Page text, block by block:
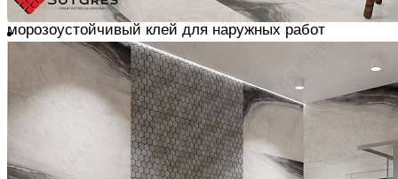
При облицовке фасадов, террас, дорожек и т.д. -
морозоустойчивый клей для наружных работ
Клей наносим кельмой или мастерком, расшиваем
гребенчатым шпателем до образования ровной
поверхности
Для крупноформатных плит используем гребёнки с
зубцами прямоугольной или неправильной формы,
маркированные символом «R»